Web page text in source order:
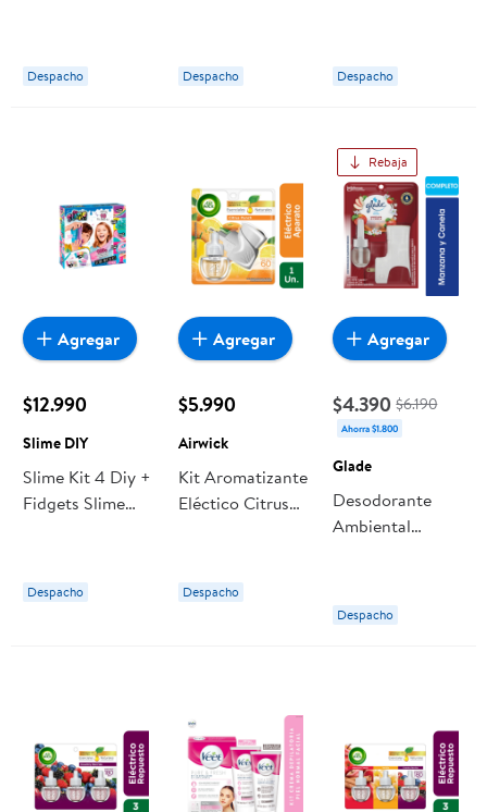
Arcilla
Despacho Despacho Despacho
$12.990
Slime DIY
Slime Kit 4 Diy +
Fidgets Slime
Despacho
Agregar
$5.990
Airwick
Kit Aromatizante
Eléctico Citrus
Airwick
Despacho
Agregar
Rebaja
$4.390 $6.190
Ahorra $1.800
Glade
Desodorante
Ambiental
Manzana Canela
Blister 21 ml
Despacho
Agregar